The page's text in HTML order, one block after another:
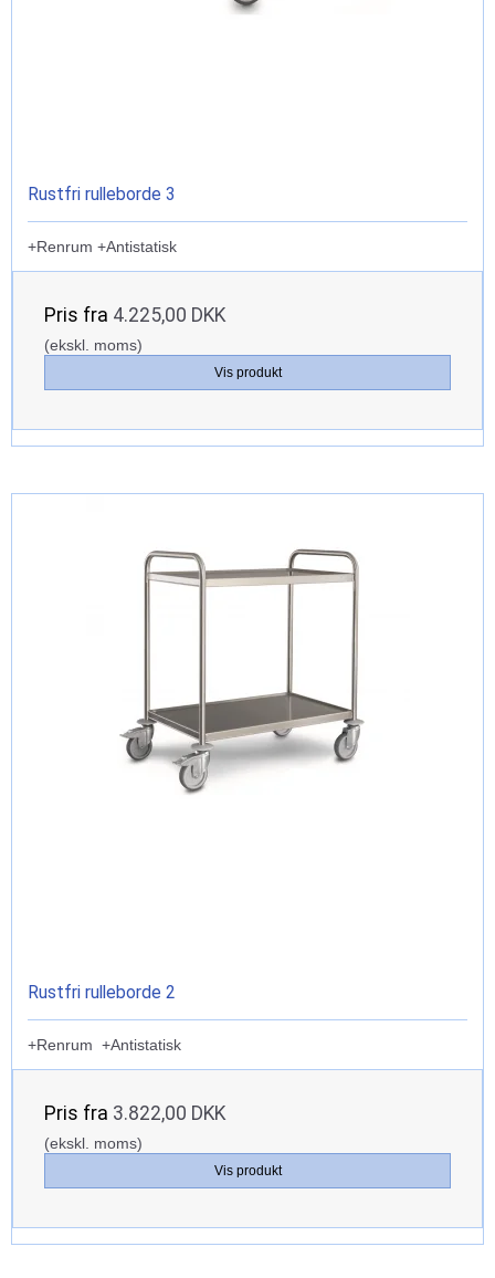
Rustfri rulleborde 3
+Renrum +Antistatisk
Pris fra 4.225,00 DKK
(ekskl. moms)
Vis produkt
Rustfri rulleborde 2
+Renrum +Antistatisk
Pris fra 3.822,00 DKK
(ekskl. moms)
Vis produkt